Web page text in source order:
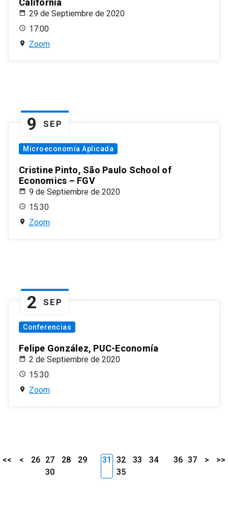
California
29 de Septiembre de 2020
17:00
Zoom
9 SEP
Microeconomía Aplicada
Cristine Pinto, São Paulo School of
Economics – FGV
9 de Septiembre de 2020
15:30
Zoom
2 SEP
Conferencias
Felipe González, PUC-Economía
2 de Septiembre de 2020
15:30
Zoom
<< < 26 27 28
29
30
31 32 33
34
35
36 37 > >>